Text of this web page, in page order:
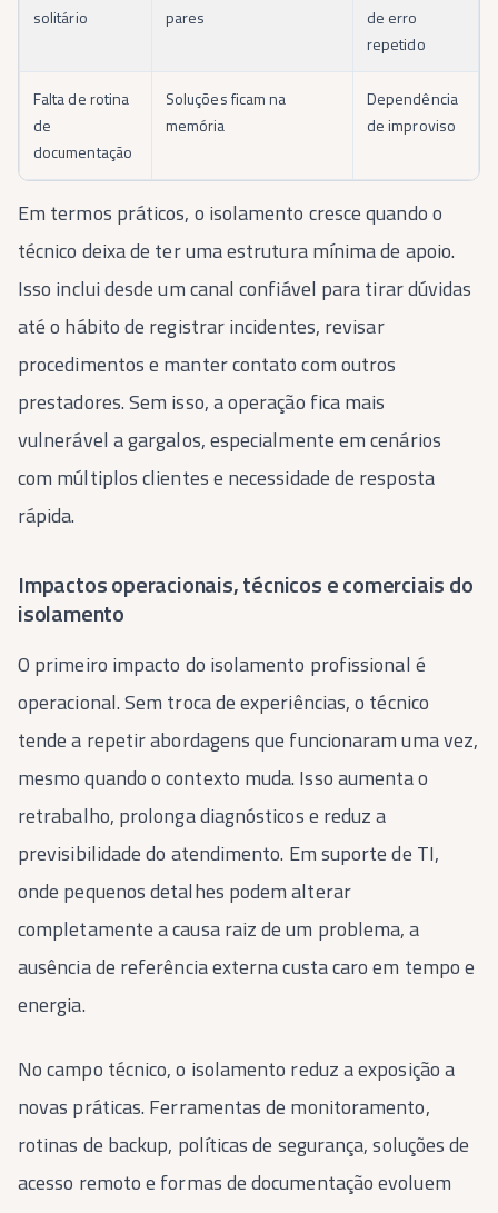
solitário
pares
de erro
repetido
Falta de rotina
de
documentação
Soluções ficam na
memória
Dependência
de improviso
Em termos práticos, o isolamento cresce quando o
técnico deixa de ter uma estrutura mínima de apoio.
Isso inclui desde um canal confiável para tirar dúvidas
até o hábito de registrar incidentes, revisar
procedimentos e manter contato com outros
prestadores. Sem isso, a operação fica mais
vulnerável a gargalos, especialmente em cenários
com múltiplos clientes e necessidade de resposta
rápida.
Impactos operacionais, técnicos e comerciais do
isolamento
O primeiro impacto do isolamento profissional é
operacional. Sem troca de experiências, o técnico
tende a repetir abordagens que funcionaram uma vez,
mesmo quando o contexto muda. Isso aumenta o
retrabalho, prolonga diagnósticos e reduz a
previsibilidade do atendimento. Em suporte de TI,
onde pequenos detalhes podem alterar
completamente a causa raiz de um problema, a
ausência de referência externa custa caro em tempo e
energia.
No campo técnico, o isolamento reduz a exposição a
novas práticas. Ferramentas de monitoramento,
rotinas de backup, políticas de segurança, soluções de
acesso remoto e formas de documentação evoluem